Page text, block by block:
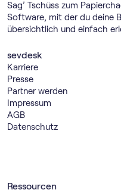
Sag’ Tschüss zum
Software, mit der du deine
übersichtlich und einfach
sevdesk
Karriere
Presse
Partner werden
Impressum
AGB
Datenschutz
Ressourcen